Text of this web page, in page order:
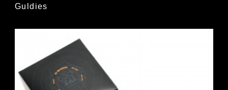
Guldies